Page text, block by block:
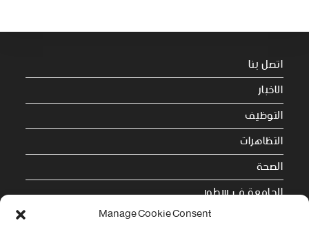
Manage Cookie Consent
اتصل بنا
الاخبار
التوظيف
التظاهرات
الصحة
الجامعة في سطور
Cookie Policy (EU)